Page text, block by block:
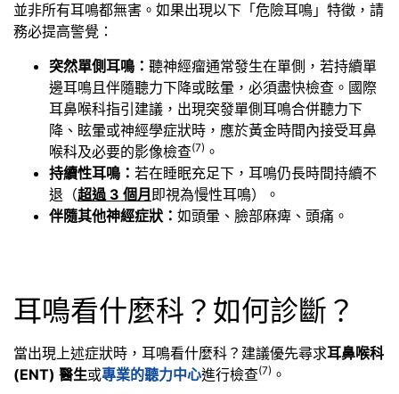
並非所有耳鳴都無害。如果出現以下「危險耳鳴」特徵，請
務必提高警覺：
突然單側耳鳴： 聽神經瘤通常發生在單側，若持續單
邊耳鳴且伴隨聽力下降或眩暈，必須盡快檢查。國際
耳鼻喉科指引建議，出現突發單側耳鳴合併聽力下
降、眩暈或神經學症狀時，應於黃金時間內接受耳鼻
喉科及必要的影像檢查(7) 。
持續性耳鳴： 若在睡眠充足下，耳鳴仍長時間持續不
退（超過 3 個月即視為慢性耳鳴）。
伴隨其他神經症狀： 如頭暈、臉部麻痺、頭痛。
耳鳴看什麼科？如何診斷？
當出現上述症狀時，耳鳴看什麼科？建議優先尋求耳鼻喉科
(ENT) 醫生或專業的聽力中心進行檢查(7) 。